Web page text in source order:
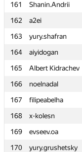
161
Shanin.Andrii
162
a2ei
163
yury.shafran
164
aiyidogan
165
Albert Kidrachev
166
noelnadal
167
filipeabelha
168
x-kolesn
169
evseev.oa
170
yury.grushetsky
161
Shanin.Andrii
162
a2ei
163
yury.shafran
164
aiyidogan
165
Albert Kidrachev
166
noelnadal
167
filipeabelha
168
x-kolesn
169
evseev.oa
170
yury.grushetsky